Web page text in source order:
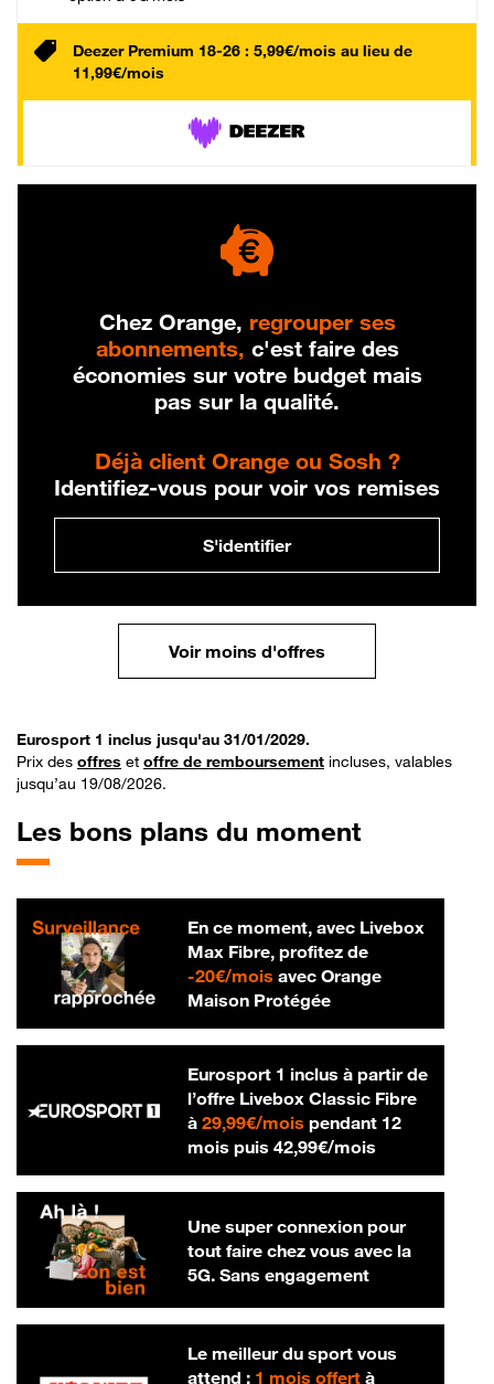
Deezer Premium 18-26 : 5,99€/mois au lieu de
11,99€/mois
Chez Orange, regrouper ses
abonnements, c'est faire des
économies sur votre budget mais
pas sur la qualité.
Déjà client Orange ou Sosh ?
Identifiez-vous pour voir vos remises
S'identifier
Voir moins d'offres
Eurosport 1 inclus jusqu'au 31/01/2029.
Prix des offres et offre de remboursement incluses, valables
jusqu’au 19/08/2026.
Les bons plans du moment
En ce moment, avec Livebox
Max Fibre, profitez de
-20€/mois20 € par mois
avec Orange
Maison Protégée
Eurosport 1 inclus à partir de
l’offre Livebox Classic Fibre
à 29,99€/mois29,99 € par mois
pendant 12
mois puis 42,99€/mois42,99 € par
Une super connexion pour
tout faire chez vous avec la
5G. Sans engagement
Le meilleur du sport vous
attend : 1 mois offertà